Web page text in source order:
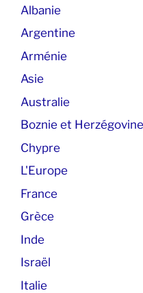
Albanie
Argentine
Arménie
Asie
Australie
Boznie et Herzégovine
Chypre
L'Europe
France
Grèce
Inde
Israël
Italie